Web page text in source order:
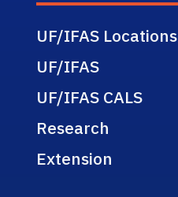
UF/IFAS Locations
UF/IFAS
UF/IFAS CALS
Research
Extension